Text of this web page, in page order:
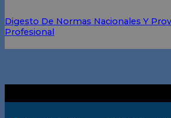
Digesto De Normas Nacionales Y
Profesional